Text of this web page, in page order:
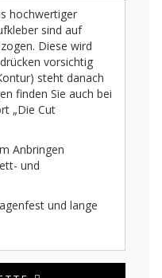
hochwertiger
sind auf
Diese wird
vorsichtig
steht danach
finden Sie auch bei
„Die Cut
Anbringen
und
und lange